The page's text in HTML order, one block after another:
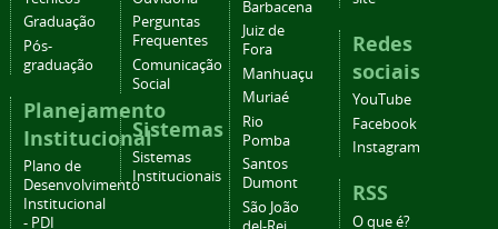
Graduação
Pós-
graduação
Planejamento
Institucional
Plano de
Desenvolvimento
Institucional
- PDI
Perguntas
Frequentes
Comunicação
Social
Sistemas
Sistemas
Institucionais
Barbacena
Juiz de
Fora
Manhuaçu
Muriaé
Rio
Pomba
Santos
Dumont
São João
Redes
sociais
YouTube
Facebook
Instagram
RSS
O que é?